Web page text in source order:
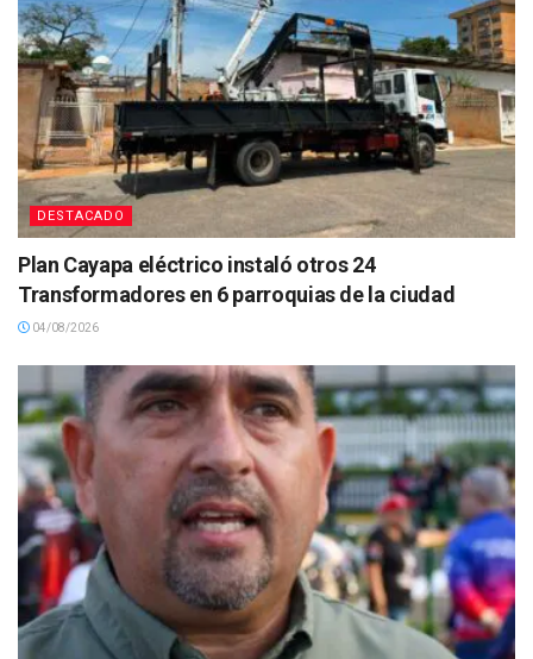
DESTACADO
Plan Cayapa eléctrico instaló otros 24
Transformadores en 6 parroquias de la ciudad
04/08/2026